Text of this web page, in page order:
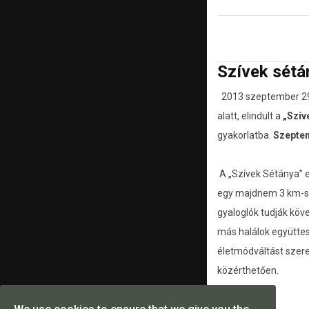
Szívek
2013 szeptember
alatt, elindult a
gyakorlatba.
A „Szívek
egy majdnem 3 km-
gyaloglók tudják
más halálok
életmódváltást
közérthetően.